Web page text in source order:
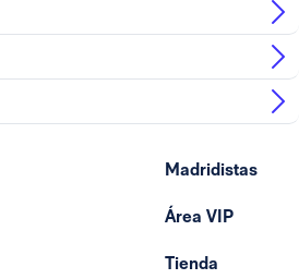
Madridistas
Área VIP
Tienda